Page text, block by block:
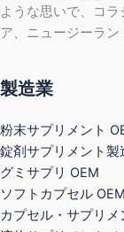
ような思いで、コ
ア、ニュージーラン
製造業
粉末サプリメント
錠剤サプリメント製
グミサプリ OEM
ソフトカプセル OEM
カプセル・サプリメ